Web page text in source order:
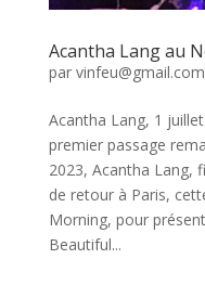
Acantha Lang au
par vinfeu@gmail.com
Acantha Lang, 1
premier passage
2023, Acantha Lang,
de retour à Paris,
Morning, pour
Beautiful...